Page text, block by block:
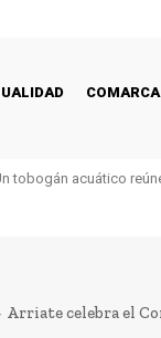
COMARCA
tobogán acuático
Arriate celebra el